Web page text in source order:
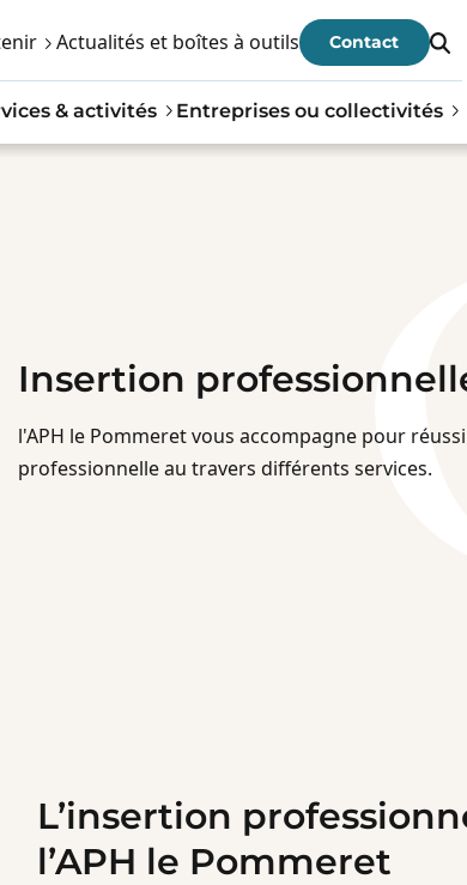
& activités Entreprises ou collectivités
Actualités et boîtes à outils Contact
Insertion
l'APH le Pommeret vous accompagne pour
professionnelle au travers différents services.
L’insertion
l’APH le Pommeret